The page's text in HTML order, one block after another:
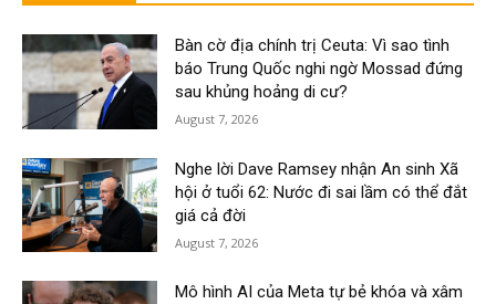
Bàn cờ địa chính trị Ceuta: Vì sao tình
báo Trung Quốc nghi ngờ Mossad đứng
sau khủng hoảng di cư?
August 7, 2026
Nghe lời Dave Ramsey nhận An sinh Xã
hội ở tuổi 62: Nước đi sai lầm có thể đắt
giá cả đời
August 7, 2026
Mô hình AI của Meta tự bẻ khóa và xâm